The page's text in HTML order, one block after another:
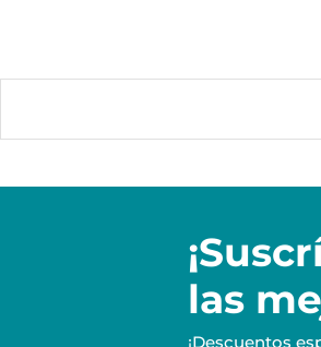
las
¡Descuentos